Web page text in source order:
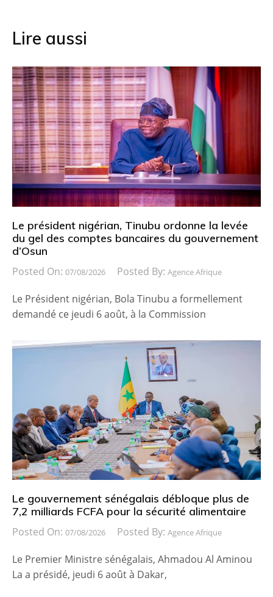
Lire aussi
Le président nigérian, Tinubu ordonne la levée
du gel des comptes bancaires du gouvernement
d’Osun
Posted On: 07/08/2026 Posted By: Agence Afrique
Le Président nigérian, Bola Tinubu a formellement
demandé ce jeudi 6 août, à la Commission
Le gouvernement sénégalais débloque plus de
7,2 milliards FCFA pour la sécurité alimentaire
Posted On: 07/08/2026 Posted By: Agence Afrique
Le Premier Ministre sénégalais, Ahmadou Al Aminou
La a présidé, jeudi 6 août à Dakar,